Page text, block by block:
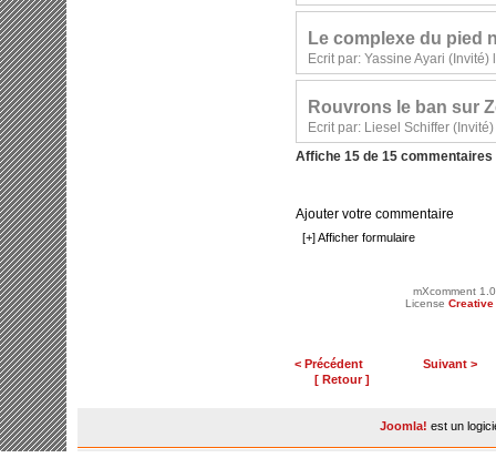
Le complexe du pied
Ecrit par: Yassine Ayari
Rouvrons le ban sur
Ecrit par: Liesel Schiffer
Affiche 15 de 15 commentaires
Ajouter votre commentaire
[+] Afficher formulaire
mXcomment
License Creative
< Précédent
Suivant >
[ Retour ]
Joomla! est un